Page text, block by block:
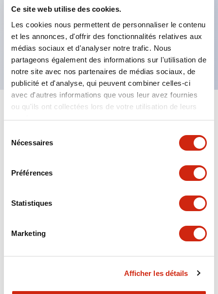
Ce site web utilise des cookies.
Les cookies nous permettent de personnaliser le contenu
et les annonces, d'offrir des fonctionnalités relatives aux
médias sociaux et d'analyser notre trafic. Nous
partageons également des informations sur l'utilisation de
notre site avec nos partenaires de médias sociaux, de
publicité et d'analyse, qui peuvent combiner celles-ci
avec d'autres informations que vous leur avez fournies
ou qu'ils ont collectées lors de votre utilisation de leurs
services.
Nécessaires
Préférences
Statistiques
Marketing
Afficher les détails
et XN5E) appuyer pour verrouiller, tourner pour
réinitialiser (XN4E),
Conforme RoHS, conception sans plomb,
Approuvé UL NIDS, conforme cUL, TUV, CE
Spécifications